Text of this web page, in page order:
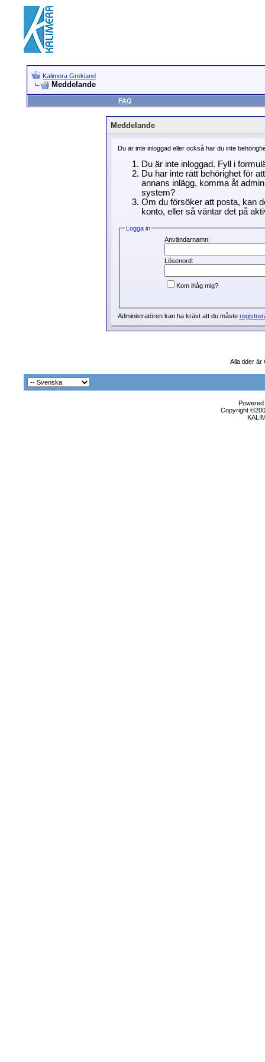
Kalimera Grekland
Meddelande
FAQ
Meddelande
Du är inte inloggad eller också har du inte
Du är inte inloggad. Fyll i
Du har inte rätt behörighet för
annans inlägg, komma åt
system?
Om du försöker att posta, kan
konto, eller så väntar det på
Logga in
Användarnamn:
Lösenord:
Kom ihåg mig?
Administratören kan ha krävt att du måste
Alla tider är
Copyright